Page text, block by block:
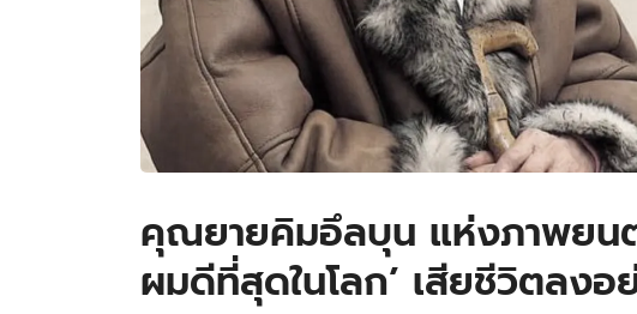
คุณยายคิมอึลบุน แห่งภาพยน
ผมดีที่สุดในโลก’ เสียชีวิตลง